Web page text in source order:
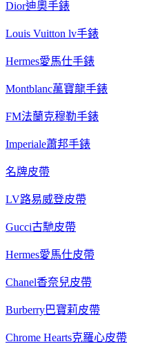
Dior迪奧手錶
Louis Vuitton lv手錶
Hermes愛馬仕手錶
Montblanc萬寶龍手錶
FM法蘭克穆勒手錶
Imperiale蕭邦手錶
名牌皮帶
LV路易威登皮帶
Gucci古馳皮帶
Hermes愛馬仕皮帶
Chanel香奈兒皮帶
Burberry巴寶莉皮帶
Chrome Hearts克羅心皮帶